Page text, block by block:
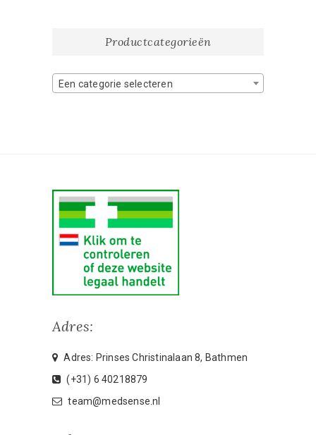
Productcategorieën
Een categorie selecteren
Adres:
Adres: Prinses Christinalaan 8, Bathmen
(+31) 6 40218879
team@medsense.nl